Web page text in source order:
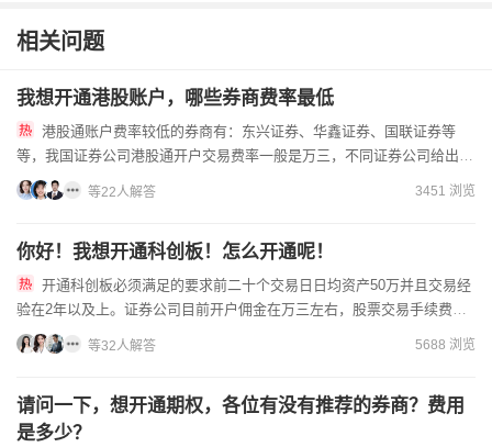
相关问题
我想开通港股账户，哪些券商费率最低
等，我国证券公司港股通开户交易费率一般是万三，不同证券公司给出的
佣金都是不同的哦，想开低佣金，需要在线联系客户经理降低您的佣金...
等22人解答 3451 浏览
你好！我想开通科创板！怎么开通呢！
验在2年以及上。证券公司目前开户佣金在万三左右，股票交易手续费的
高低主要还是取决于投资者的资金量大小以及所选择的开户渠道。...
等32人解答 5688 浏览
请问一下，想开通期权，各位有没有推荐的券商？费用
是多少？